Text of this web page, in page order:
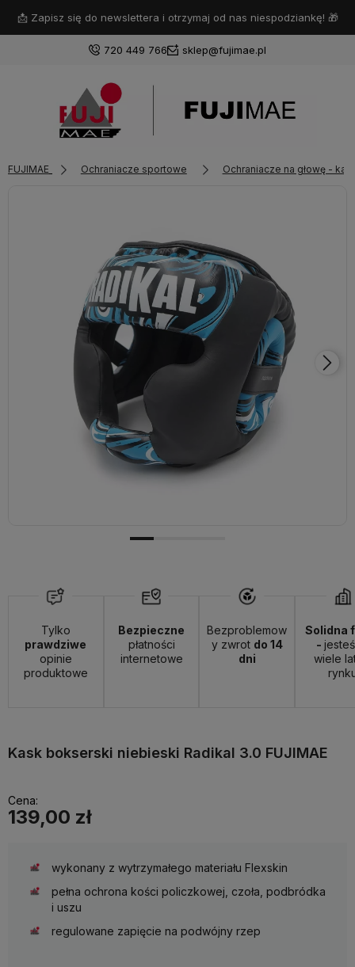
📩 Zapisz się do newslettera i otrzymaj od nas niespodziankę! 🎁
720 449 766 sklep@fujimae.pl
Załóż konto
Wybierz coś dla siebie z naszej aktualnej oferty lub zaloguj
się, aby przywrócić dodane produkty do listy z poprzedniej
sesji.
FUJIMAE Ochraniacze sportowe Ochraniacze na głowę -
Tylko
prawdziwe
opinie
produktowe
Bezpieczne
płatności
internetowe
Bezproblemow
y zwrot do 14
dni
Solidna
-
wiele
Kask bokserski niebieski Radikal 3.0 FUJIMAE
Cena:
139,00 zł
wykonany z wytrzymałego materiału Flexskin
pełna ochrona kości policzkowej, czoła, podbródka
i uszu
regulowane zapięcie na podwójny rzep